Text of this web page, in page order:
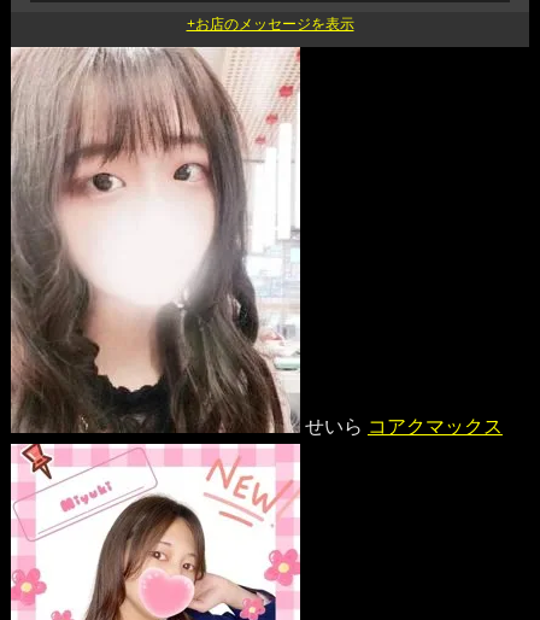
せいら コアクマックス